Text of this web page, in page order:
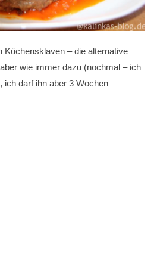
Küchensklaven – die alternative
wie immer dazu (nochmal – ich
ich darf ihn aber 3 Wochen